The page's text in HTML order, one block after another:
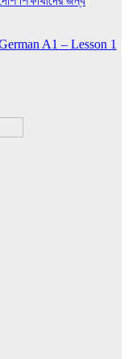
German A1 – Lesson 1